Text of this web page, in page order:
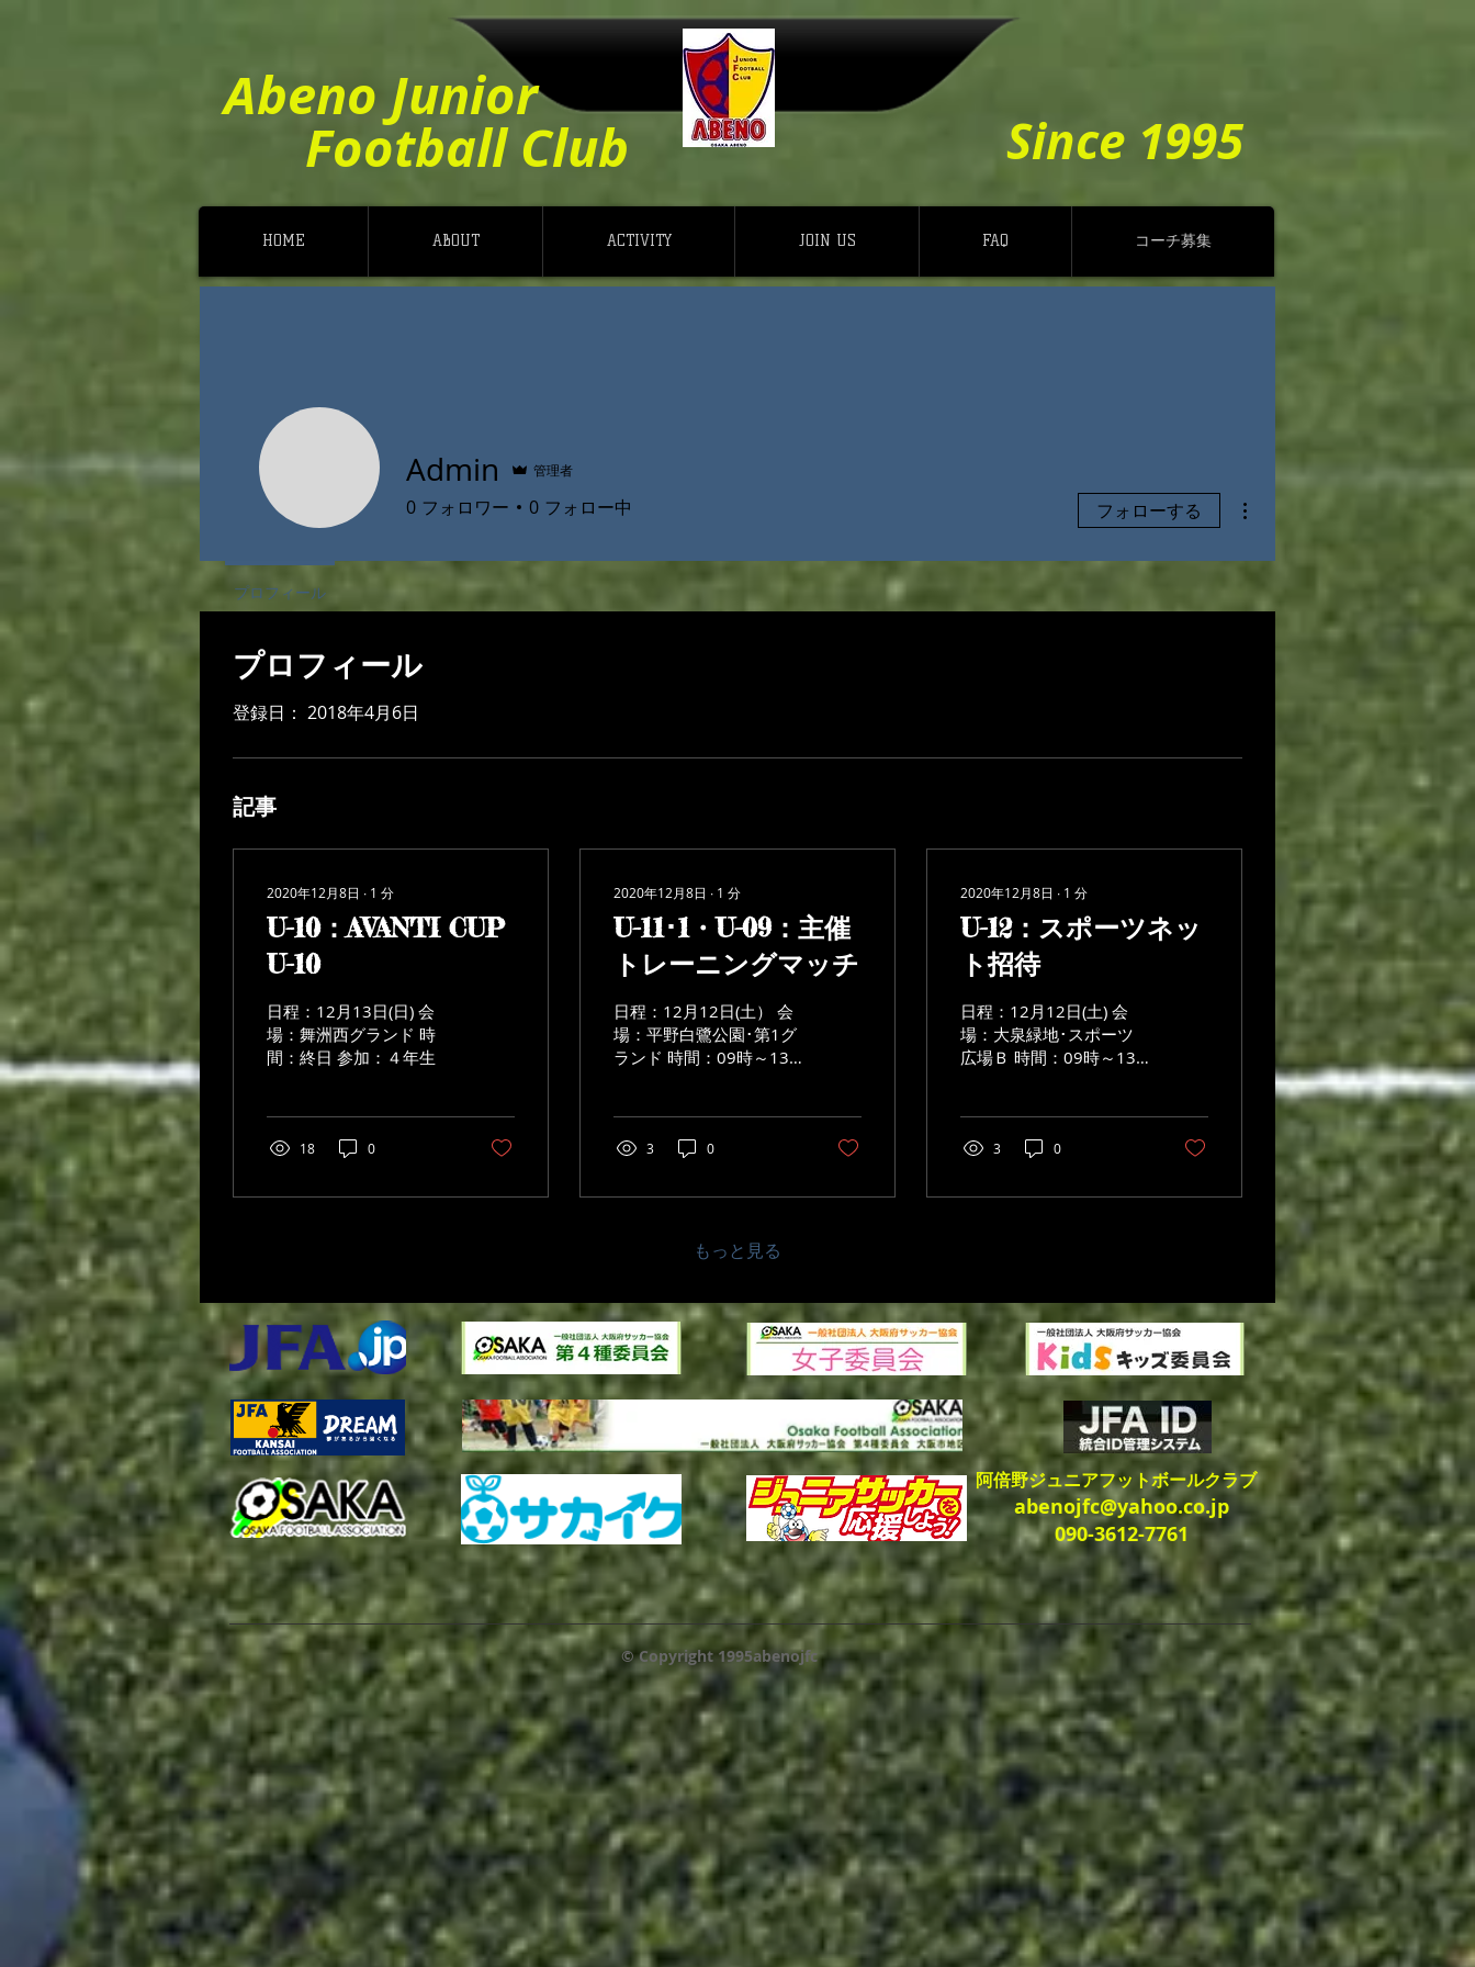
Abeno Junior
Football Club Since 1995
HOME ABOUT ACTIVITY JOIN US FAQ コーチ募集
プロフィール
登録日： 2018年4月6日
記事
2020年12月8日 ∙ 1 分
U-10：AVANTI CUP
U-10
日程：12月13日(日) 会
場：舞洲西グランド 時
間：終日 参加：４年生
18 0
2020年12月8日 ∙ 1 分
U-11･1・U-09：主催
トレーニングマッチ
日程：12月12日(土） 会
場：平野白鷺公園･第1グ
ランド 時間：09時～13
3 0
2020年12月8日 ∙ 1 分
U-12：スポーツネッ
ト招待
日程：12月12日(土) 会
場：大泉緑地･スポーツ
広場Ｂ 時間：09時～13
3 0
もっと見る
Admin 管理者
0 フォロワー 0 フォロー中 フォローする
プロフィール
​阿倍野ジュニアフットボールクラブ​
abenojfc@yahoo.co.jp
090-3612-7761
© Copyright 1995abenojfc